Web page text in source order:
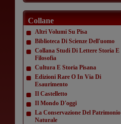
Collane
Altri Volumi Su Pisa
Biblioteca Di Scienze Dell'uomo
Collana Studi Di Lettere Storia E
Filosofia
Cultura E Storia Pisana
Edizioni Rare O In Via Di
Esaurimento
Il Castelletto
Il Mondo D'oggi
La Conservazione Del Patrimonio
Naturale